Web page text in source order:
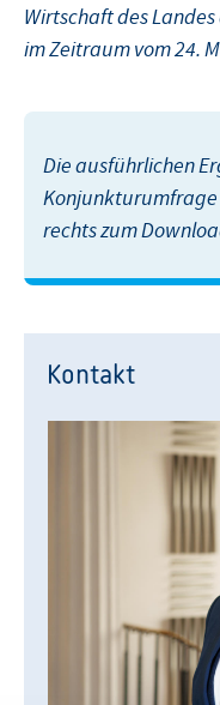
Wirtschaft des
im Zeitraum vom 24.
Die ausführlichen
Konjunkturumfrage
rechts zum
Kontakt